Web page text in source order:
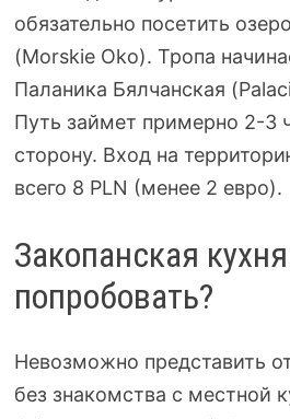
обязательно посетить
(Morskie Oko). Тропа
Паланика Бялчанская
Путь займет примерно 2-3
сторону. Вход на
всего 8 PLN (менее 2 евро).
Закопанская
попробовать?
Невозможно представить
без знакомства с местной